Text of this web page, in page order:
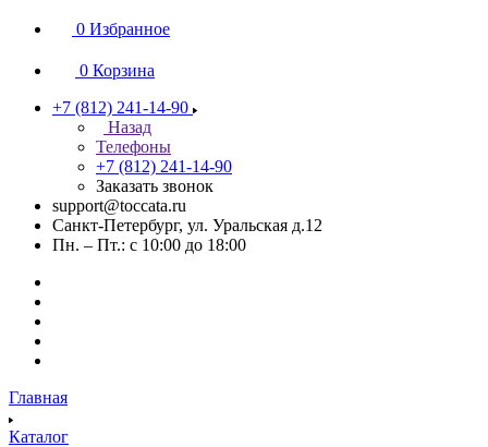
0 Избранное
0 Корзина
+7 (812) 241-14-90
Назад
Телефоны
+7 (812) 241-14-90
Заказать звонок
support@toccata.ru
Санкт-Петербург, ул. Уральская д.12
Пн. – Пт.: с 10:00 до 18:00
Главная
Каталог